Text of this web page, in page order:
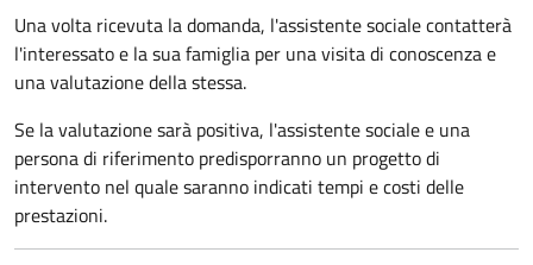
Una volta ricevuta la domanda, l'assistente sociale contatterà
l'interessato e la sua famiglia per una visita di conoscenza e
una valutazione della stessa.
Se la valutazione sarà positiva, l'assistente sociale e una
persona di riferimento predisporranno un progetto di
intervento nel quale saranno indicati tempi e costi delle
prestazioni.